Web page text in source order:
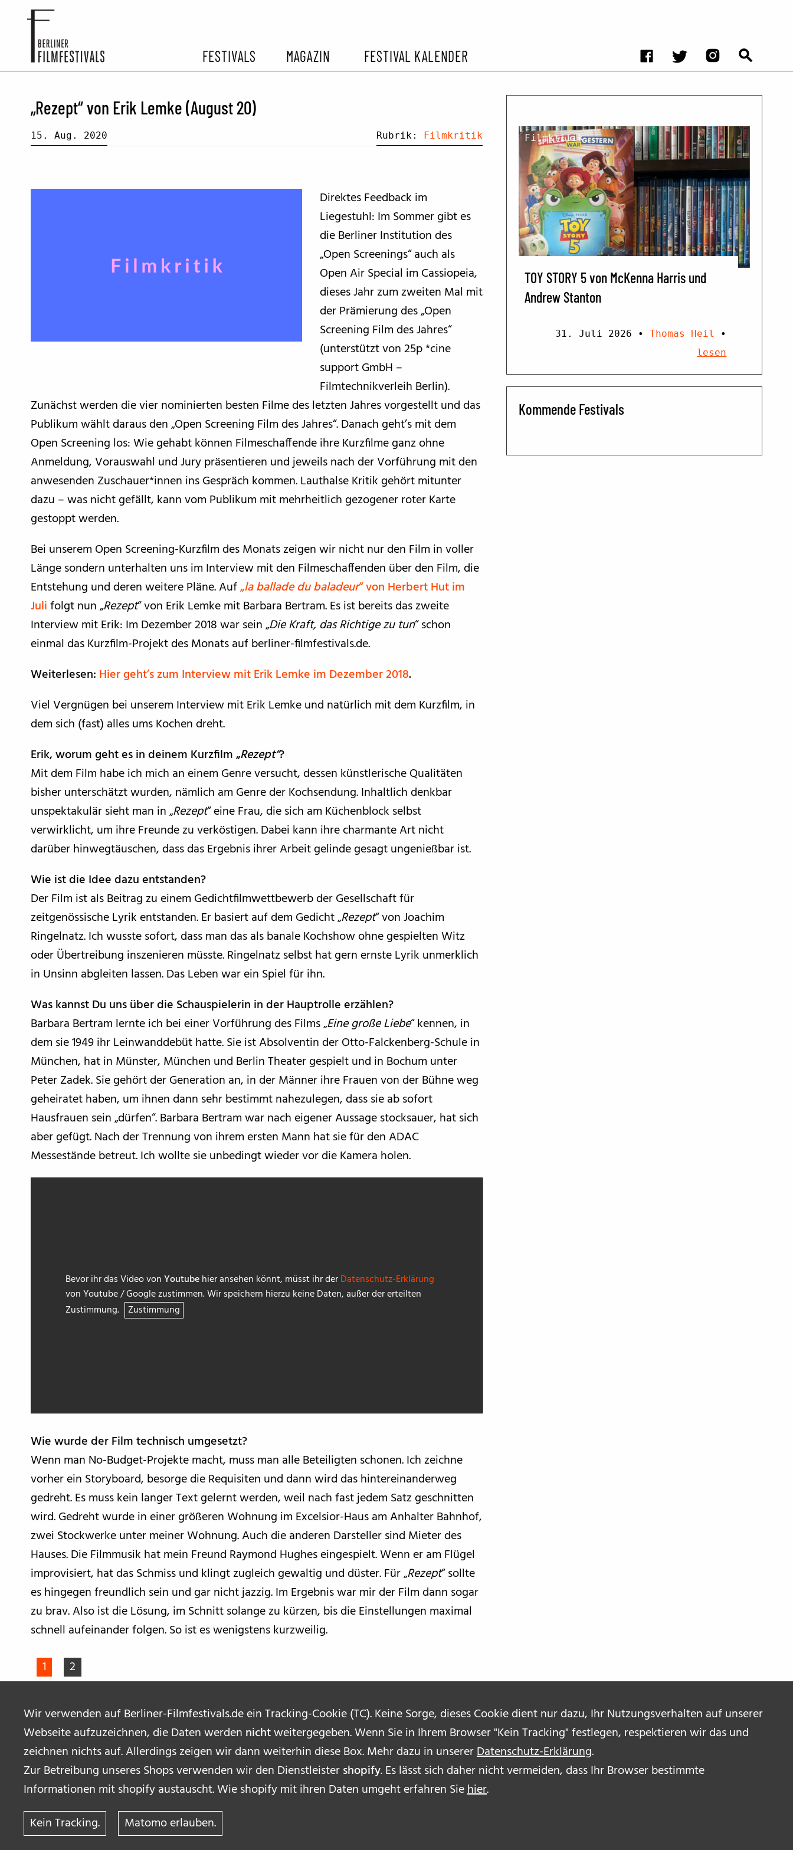
Wir verwenden auf Berliner-Filmfestivals.de ein Tracking-Cookie (TC). Keine Sorge, dieses Cookie dient nur dazu, Ihr Nutzungsverhalten auf unserer
Webseite aufzuzeichnen, die Daten werden nichtweitergegeben. Wenn Sie in Ihrem Browser "Kein Tracking" festlegen, respektieren wir das und
zeichnen nichts auf. Allerdings zeigen wir dann weiterhin diese Box. Mehr dazu in unsererDatenschutz-Erklärung.
Zur Betreibung unseres Shops verwenden wir den Dienstleistershopify. Es lässt sich daher nicht vermeiden, dass Ihr Browser bestimmte
Informationen mit shopify austauscht. Wie shopify mit ihren Daten umgeht erfahren Siehier.
Kein Tracking.
Matomo erlauben.
FESTIVALS
ARCHIV EHEMALIGER FILMFESTIVALS
MAGAZIN
FESTIVALBERICHTE
FILMKRITIKEN
FILM- UND SERIEN-TIPPS
BFF ON THE ROAD
FESTIVAL KALENDER
„Rezept“ von Erik Lemke (August 20)
15. Aug. 2020 Rubrik: Filmkritik
Direktes Feedback im
Liegestuhl: Im Sommer gibt es
die Berliner Institution des
„Open Screenings“ auch als
Open Air Special im Cassiopeia,
dieses Jahr zum zweiten Mal mit
der Prämierung des „Open
Screening Film des Jahres“
(unterstützt von 25p *cine
support GmbH –
Filmtechnikverleih Berlin).
Zunächst werden die vier nominierten besten Filme des letzten Jahres vorgestellt und das
Publikum wählt daraus den „Open Screening Film des Jahres“. Danach geht’s mit dem
Open Screening los: Wie gehabt können Filmeschaffende ihre Kurzfilme ganz ohne
Anmeldung, Vorauswahl und Jury präsentieren und jeweils nach der Vorführung mit den
anwesenden Zuschauer*innen ins Gespräch kommen. Lauthalse Kritik gehört mitunter
dazu – was nicht gefällt, kann vom Publikum mit mehrheitlich gezogener roter Karte
gestoppt werden.
Bei unserem Open Screening-Kurzfilm des Monats zeigen wir nicht nur den Film in voller
Länge sondern unterhalten uns im Interview mit den Filmeschaffenden über den Film, die
Entstehung und deren weitere Pläne. Auf„la ballade du baladeur“ von Herbert Hut im
Julifolgt nun „Rezept“ von Erik Lemke mit Barbara Bertram. Es ist bereits das zweite
Interview mit Erik: Im Dezember 2018 war sein „Die Kraft, das Richtige zu tun“ schon
einmal das Kurzfilm-Projekt des Monats auf berliner-filmfestivals.de.
Weiterlesen: Hier geht’s zum Interview mit Erik Lemke im Dezember 2018.
Viel Vergnügen bei unserem Interview mit Erik Lemke und natürlich mit dem Kurzfilm, in
dem sich (fast) alles ums Kochen dreht.
Erik, worum geht es in deinem Kurzfilm „Rezept“?
Mit dem Film habe ich mich an einem Genre versucht, dessen künstlerische Qualitäten
bisher unterschätzt wurden, nämlich am Genre der Kochsendung. Inhaltlich denkbar
unspektakulär sieht man in „Rezept“ eine Frau, die sich am Küchenblock selbst
verwirklicht, um ihre Freunde zu verköstigen. Dabei kann ihre charmante Art nicht
darüber hinwegtäuschen, dass das Ergebnis ihrer Arbeit gelinde gesagt ungenießbar ist.
Wie ist die Idee dazu entstanden?
Der Film ist als Beitrag zu einem Gedichtfilmwettbewerb der Gesellschaft für
zeitgenössische Lyrik entstanden. Er basiert auf dem Gedicht „Rezept“ von Joachim
Ringelnatz. Ich wusste sofort, dass man das als banale Kochshow ohne gespielten Witz
oder Übertreibung inszenieren müsste. Ringelnatz selbst hat gern ernste Lyrik unmerklich
in Unsinn abgleiten lassen. Das Leben war ein Spiel für ihn.
Was kannst Du uns über die Schauspielerin in der Hauptrolle erzählen?
Barbara Bertram lernte ich bei einer Vorführung des Films „Eine große Liebe“ kennen, in
dem sie 1949 ihr Leinwanddebüt hatte. Sie ist Absolventin der Otto-Falckenberg-Schule in
München, hat in Münster, München und Berlin Theater gespielt und in Bochum unter
Peter Zadek. Sie gehört der Generation an, in der Männer ihre Frauen von der Bühne weg
geheiratet haben, um ihnen dann sehr bestimmt nahezulegen, dass sie ab sofort
Hausfrauen sein „dürfen“. Barbara Bertram war nach eigener Aussage stocksauer, hat sich
aber gefügt. Nach der Trennung von ihrem ersten Mann hat sie für den ADAC
Messestände betreut. Ich wollte sie unbedingt wieder vor die Kamera holen.
Bevor ihr das Video vonYoutubehier ansehen könnt, müsst ihr derDatenschutz-Erklärung
von Youtube / Google zustimmen. Wir speichern hierzu keine Daten, außer der erteilten
Zustimmung. Zustimmung
Wie wurde der Film technisch umgesetzt?
Wenn man No-Budget-Projekte macht, muss man alle Beteiligten schonen. Ich zeichne
vorher ein Storyboard, besorge die Requisiten und dann wird das hintereinanderweg
gedreht. Es muss kein langer Text gelernt werden, weil nach fast jedem Satz geschnitten
wird. Gedreht wurde in einer größeren Wohnung im Excelsior-Haus am Anhalter Bahnhof,
zwei Stockwerke unter meiner Wohnung. Auch die anderen Darsteller sind Mieter des
Hauses. Die Filmmusik hat mein Freund Raymond Hughes eingespielt. Wenn er am Flügel
improvisiert, hat das Schmiss und klingt zugleich gewaltig und düster. Für „Rezept“ sollte
es hingegen freundlich sein und gar nicht jazzig. Im Ergebnis war mir der Film dann sogar
zu brav. Also ist die Lösung, im Schnitt solange zu kürzen, bis die Einstellungen maximal
schnell aufeinander folgen. So ist es wenigstens kurzweilig.
1
2
Filmkritik
TOY STORY 5 von McKenna Harris und
Andrew Stanton
31. Juli 2026 • Thomas Heil
•
lesen
Kommende Festivals
ÜBER UNS